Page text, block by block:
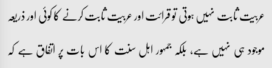
عربیت ثابت نہیں ہوتی تو قرائت اور عربیت ثابت کرنے کا کوئی اور ذریعہ
موجود ہی نہیں ہے، بلکہ جمہور اہل سنت کا اس بات پر اتفاق ہے کہ